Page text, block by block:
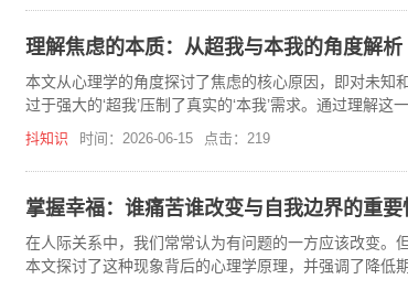
理解焦虑的本质：从超我与本我的角度解析
本文从心理学的角度探讨了焦虑的核心原因，即对未知
过于强大的‘超我’压制了真实的‘本我’需求。通过理解
减少不必要的焦虑。
抖知识 时间：2026-06-15 点击：219
掌握幸福：谁痛苦谁改变与自我边界的重要
在人际关系中，我们常常认为有问题的一方应该改变。
本文探讨了这种现象背后的心理学原理，并强调了降低